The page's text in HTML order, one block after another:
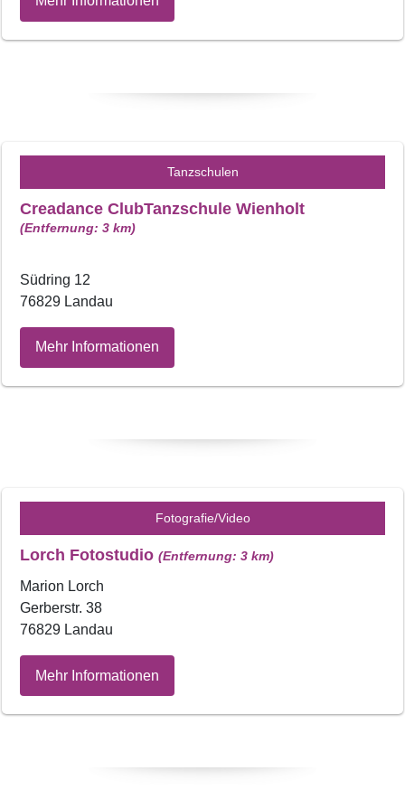
Tanzschulen
Creadance ClubTanzschule Wienholt
(Entfernung: 3 km)
Südring 12
76829 Landau
Mehr Informationen
Fotografie/Video
Lorch Fotostudio (Entfernung: 3 km)
Marion Lorch
Gerberstr. 38
76829 Landau
Mehr Informationen